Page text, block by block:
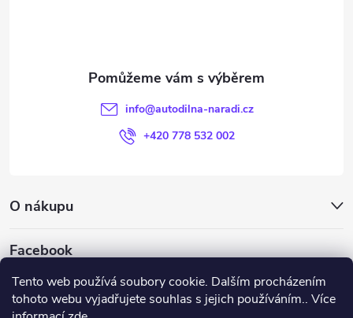
Tento web používá soubory cookie. Dalším procházením
tohoto webu vyjadřujete souhlas s jejich používáním.. Více
info@autodilna-naradi.cz
+420 778 532 002
O nákupu
Facebook